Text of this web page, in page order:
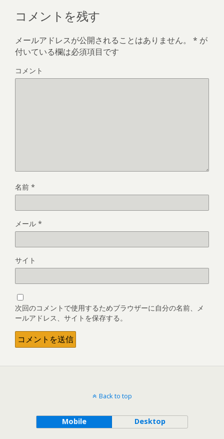
コメントを残す
メールアドレスが公開されることはありません。 * が
付いている欄は必須項目です
コメント
名前 *
メール *
サイト
次回のコメントで使用するためブラウザーに自分の名前、メ
ールアドレス、サイトを保存する。
Back to top
Mobile Desktop